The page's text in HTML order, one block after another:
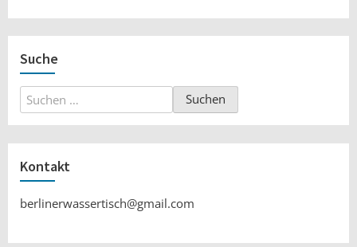
Suche
Suchen
nach:
Kontakt
berlinerwassertisch@gmail.com